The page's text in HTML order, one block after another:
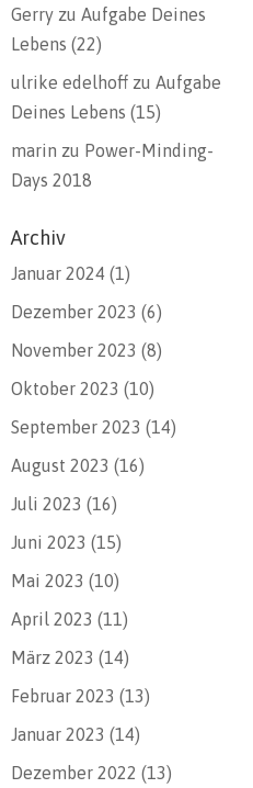
Gerry zuAufgabe Deines
Lebens (22)
ulrike edelhoff zuAufgabe
Deines Lebens (15)
marin zu Power-Minding-
Days 2018
Archiv
Januar 2024 (1)
Dezember 2023 (6)
November 2023 (8)
Oktober 2023 (10)
September 2023 (14)
August 2023 (16)
Juli 2023 (16)
Juni 2023 (15)
Mai 2023 (10)
April 2023 (11)
März 2023 (14)
Februar 2023 (13)
Januar 2023 (14)
Dezember 2022 (13)